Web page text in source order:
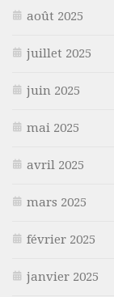
août 2025
juillet 2025
juin 2025
mai 2025
avril 2025
mars 2025
février 2025
janvier 2025